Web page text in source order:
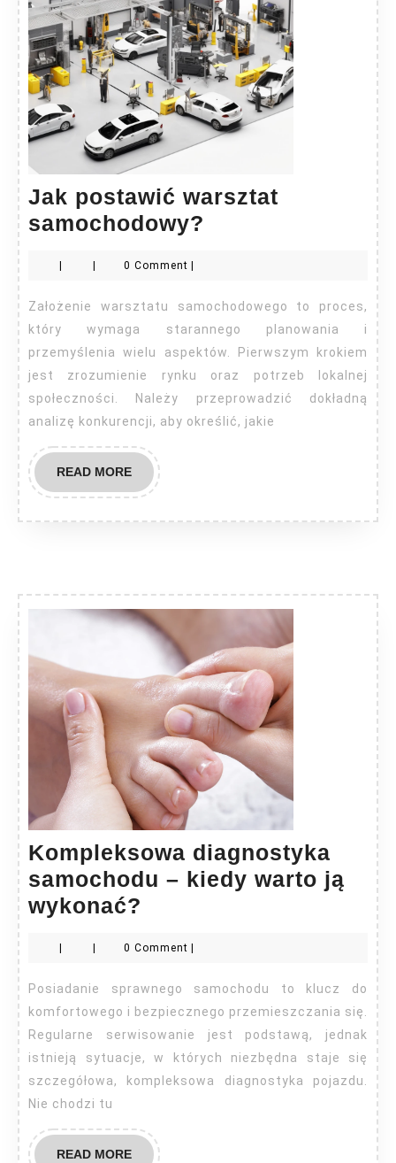
Jak postawić warsztat
samochodowy?
samochodowy?
| | 0 Comment |
Założenie warsztatu samochodowego to proces,
który wymaga starannego planowania i
przemyślenia wielu aspektów. Pierwszym krokiem
jest zrozumienie rynku oraz potrzeb lokalnej
społeczności. Należy przeprowadzić dokładną
analizę konkurencji, aby określić, jakie
READ MOREREAD
MORE
Kompleksowa diagnostyka
samochodu – kiedy warto ją
wykonać?
samochodu
–
kiedy
warto
ją
wykonać?
0 Comment
Posiadanie sprawnego samochodu to klucz do
komfortowego i bezpiecznego przemieszczania się.
Regularne serwisowanie jest podstawą, jednak
istnieją sytuacje, w których niezbędna staje się
szczegółowa, kompleksowa diagnostyka pojazdu.
Nie chodzi tu
READ MOREREAD